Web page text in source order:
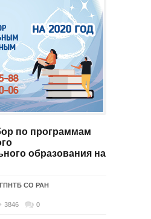
по программам
образования на
ГПНТБ СО РАН
3846 0